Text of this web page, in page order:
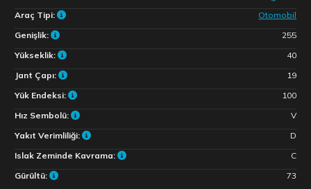
Araç Tipi:
Otomobil
Genişlik:
255
Yükseklik:
40
Jant Çapı:
19
Yük Endeksi:
100
Hız Sembolü:
V
Yakıt Verimliliği:
D
Islak Zeminde Kavrama:
C
Gürültü:
73